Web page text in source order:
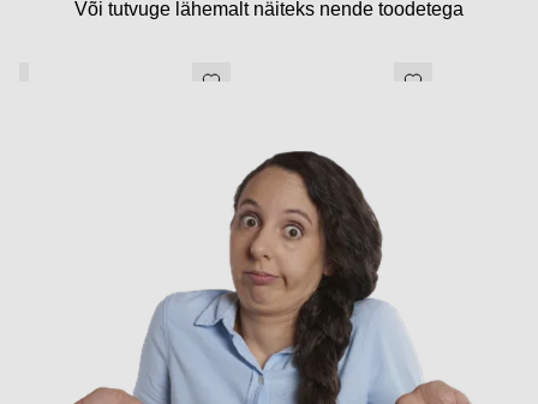
Või tutvuge lähemalt näiteks nende toodetega